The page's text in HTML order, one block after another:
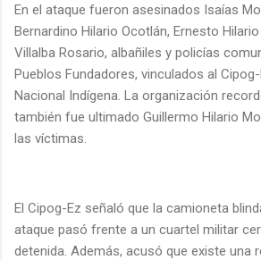
En el ataque fueron asesinados Isaías
Bernardino Hilario Ocotlán, Ernesto
Villalba Rosario, albañiles y policías
Pueblos Fundadores, vinculados al
Nacional Indígena. La organización
también fue ultimado Guillermo Hilario
las víctimas.
El Cipog-Ez señaló que la camioneta
ataque pasó frente a un cuartel militar
detenida. Además, acusó que existe una